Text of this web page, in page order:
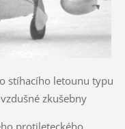
stíhacího letounu typu
zkušebny
protileteckého